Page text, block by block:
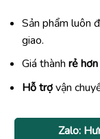
Sản phẩm luôn
giao.
Giá thành rẻ
Hỗ trợvận
Zalo: